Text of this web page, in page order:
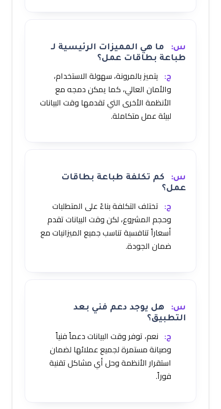
ما هي المميزات الرئيسية لـ
طباعة بطاقات عمل؟
يتميز بالمرونة، سهولة الاستخدام،
والأمان العالي، كما يمكن دمجه مع
الأنظمة الأخرى التي تقدمها وقت البيانات
لبيئة عمل متكاملة.
كم تكلفة طباعة بطاقات
تختلف التكلفة بناءً على المتطلبات
وحجم المشروع، لكن وقت البيانات تقدم
أسعاراً تنافسية تناسب جميع الميزانيات مع
ضمان الجودة.
هل يوجد دعم فني بعد
التطبيق؟
نعم، توفر وقت البيانات دعماً فنياً
وصيانة مستمرة لجميع عملائها لضمان
استقرار الأنظمة وحل أي مشاكل تقنية